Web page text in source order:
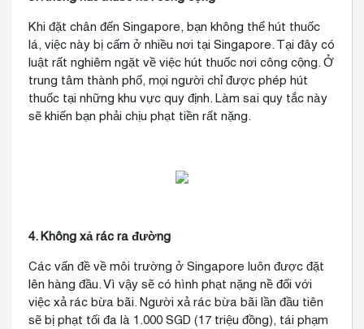
Khi đặt chân đến Singapore, bạn không thể hút thuốc
lá, việc này bị cấm ở nhiều nơi tại Singapore. Tại đây có
luật rất nghiêm ngặt về việc hút thuốc nơi công cộng. Ở
trung tâm thành phố, mọi người chỉ được phép hút
thuốc tại những khu vực quy định. Làm sai quy tắc này
sẽ khiến bạn phải chịu phạt tiền rất nặng.
4. Không xả rác ra đường
Các vấn đề về môi trường ở Singapore luôn được đặt
lên hàng đầu. Vì vậy sẽ có hình phạt nặng nề đối với
việc xả rác bừa bãi. Người xả rác bừa bãi lần đầu tiên
sẽ bị phạt tối đa là 1.000 SGD (17 triệu đồng), tái phạm